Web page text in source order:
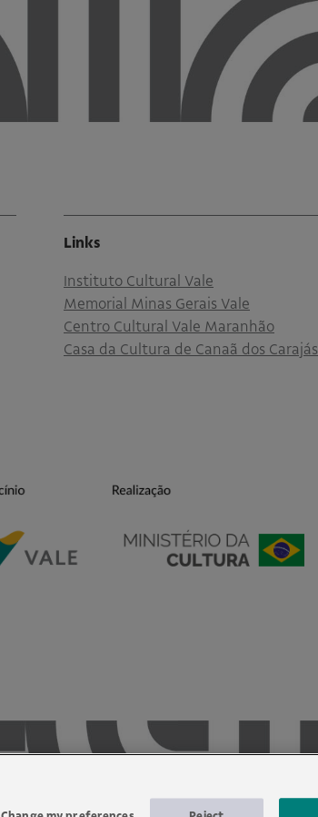
Links
Instituto Cultural Vale
Memorial Minas Gerais Vale
Centro Cultural Vale Maranhão
Casa da Cultura de Canaã dos Carajás